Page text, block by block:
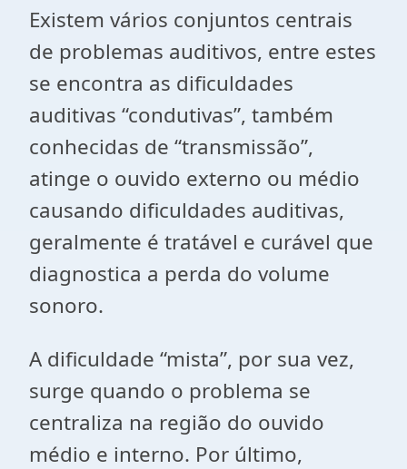
Existem vários conjuntos centrais
de problemas auditivos, entre estes
se encontra as dificuldades
auditivas “condutivas”, também
conhecidas de “transmissão”,
atinge o ouvido externo ou médio
causando dificuldades auditivas,
geralmente é tratável e curável que
diagnostica a perda do volume
sonoro.
A dificuldade “mista”, por sua vez,
surge quando o problema se
centraliza na região do ouvido
médio e interno. Por último,